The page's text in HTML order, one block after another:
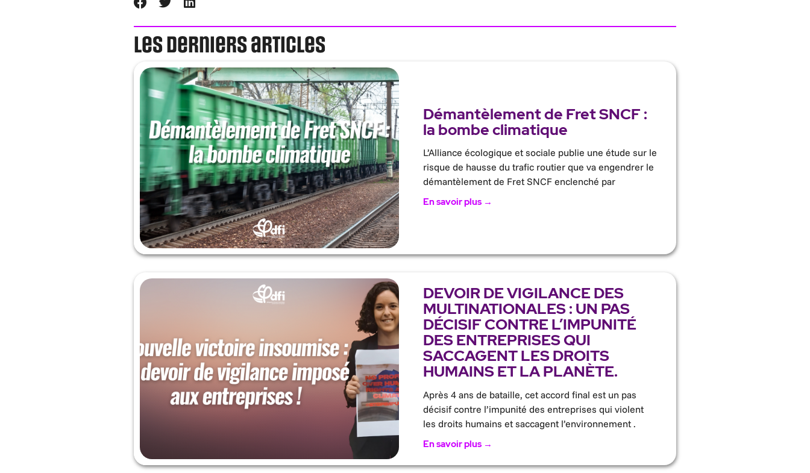
Les derniers articles
Démantèlement de Fret SNCF :
la bombe climatique
L’Alliance écologique et sociale publie une étude sur le
risque de hausse du trafic routier que va engendrer le
démantèlement de Fret SNCF enclenché par
En savoir plus →
DEVOIR DE VIGILANCE DES
MULTINATIONALES : UN PAS
DÉCISIF CONTRE L’IMPUNITÉ
DES ENTREPRISES QUI
SACCAGENT LES DROITS
HUMAINS ET LA PLANÈTE.
Après 4 ans de bataille, cet accord final est un pas
décisif contre l’impunité des entreprises qui violent
les droits humains et saccagent l’environnement .
En savoir plus →